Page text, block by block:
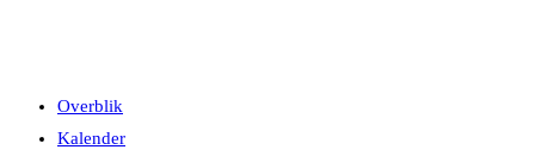
Overblik
Kalender